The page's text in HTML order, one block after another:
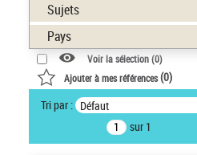
Sujets
Pays
Voir la sélection (0)
Ajouter à mes références(0)
Tri par : Défaut
sur 1